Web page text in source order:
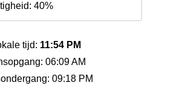
40%
tijd: 11:54 PM
06:09 AM
09:18 PM